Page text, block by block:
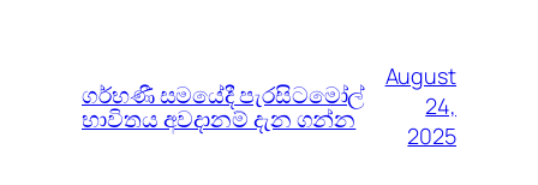
ගර්භණී සමයේදී පැරසිටමෝල්
භාවිතය අවදානම් දැන ගන්න
August
24,
2025